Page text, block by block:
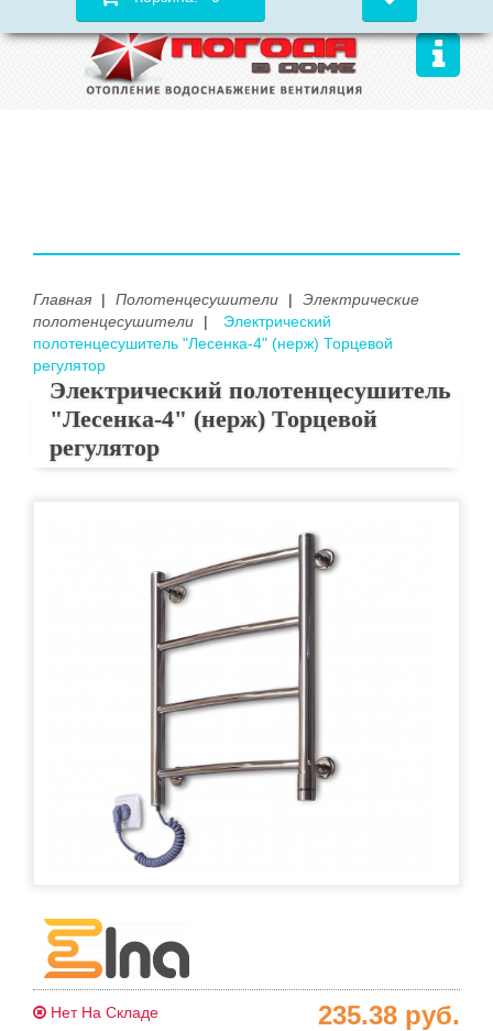
Главная | Полотенцесушители |
Электрические
полотенцесушители
|
Электрический
полотенцесушитель "Лесенка-4" (нерж) Торцевой
регулятор
Электрический полотенцесушитель
"Лесенка-4" (нерж) Торцевой
регулятор
Нет На Складе
235.38 руб.